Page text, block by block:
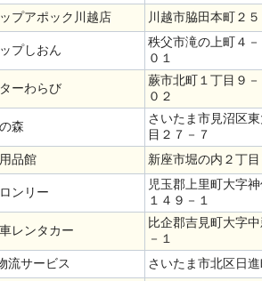
プアポック川越店 川越市脇田本町２５
プしおん
秩父市滝の上町４－
０１
ーわらび
蕨市北町１丁目９－
０２
森
さいたま市見沼区
目２７－７
品館 新座市堀の内２丁目
ンリー
児玉郡上里町大字神
１４９－１
レンタカー
比企郡吉見町大字中
－１
流サービス さいたま市北区日進